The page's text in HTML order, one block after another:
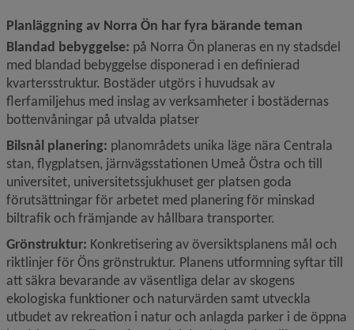
Planläggning av Norra Ön har fyra bärande teman
Blandad bebyggelse: på Norra Ön planeras en ny stadsdel
med blandad bebyggelse disponerad i en definierad
kvartersstruktur. Bostäder utgörs i huvudsak av
flerfamiljehus med inslag av verksamheter i bostädernas
bottenvåningar på utvalda platser
Bilsnål planering: planområdets unika läge nära Centrala
stan, flygplatsen, järnvägsstationen Umeå Östra och till
universitet, universitetssjukhuset ger platsen goda
förutsättningar för arbetet med planering för minskad
biltrafik och främjande av hållbara transporter.
Grönstruktur: Konkretisering av översiktsplanens mål och
riktlinjer för Öns grönstruktur. Planens utformning syftar till
att säkra bevarande av väsentliga delar av skogens
ekologiska funktioner och naturvärden samt utveckla
utbudet av rekreation i natur och anlagda parker i de öppna